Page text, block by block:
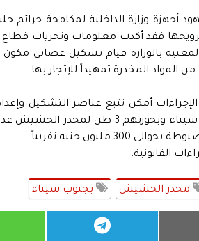
أجهزة وزارة الداخلية لمكافحة جرائم
فقد أكدت معلومات وتحريات قطاع
المواد المخدرة تمهيداً للإتجار بها.
أمكن تتبع عناصر التشكيل
300 مليون جنيه تقريباً
القانونية.
مخدر الحشيش بجنوب سيناء